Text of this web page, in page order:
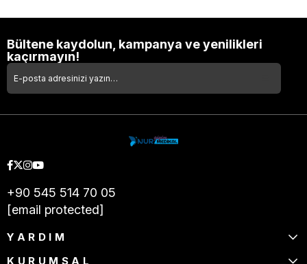
Bültene kaydolun, kampanya ve yenilikleri
kaçırmayın!
+90 545 514 70 05
[email protected]
YARDIM
KURUMSAL